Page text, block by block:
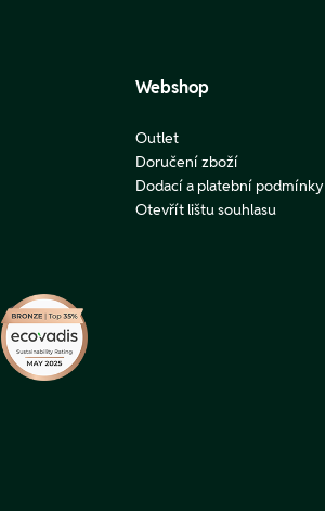
Webshop
Outlet
Doručení zboží
Dodací a platební podmínky
Otevřít lištu souhlasu